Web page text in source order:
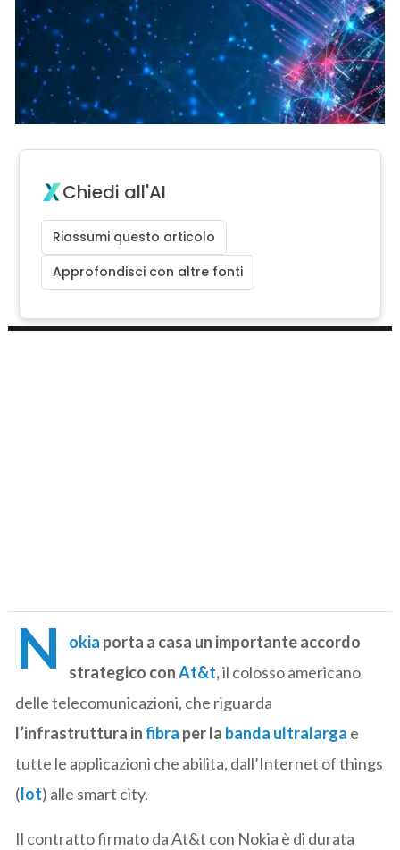
Chiedi all'AI
Riassumi questo articolo
Approfondisci con altre fonti
N okia porta a casa un importante accordo
strategico conAt&t,il colosso americano
delle telecomunicazioni, che riguarda
l’infrastruttura infibra per la banda ultralarga e
tutte le applicazioni che abilita, dall’Internet of things
(Iot) alle smart city.
Il contratto firmato da At&t con Nokia è di durata